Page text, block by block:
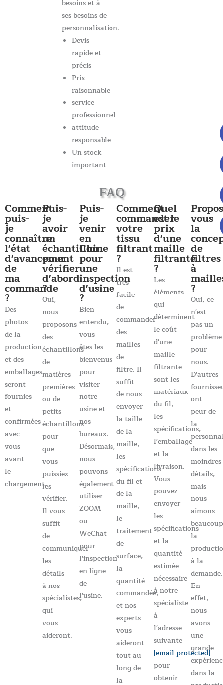
besoins et à
ses besoins de
personnalisation.
Devis
rapide et
précis
Prix
raisonnable
service
professionnel
attitude
responsable
Un stock
important
FAQ
Comment
puis-
je
connaître
l'état
d'avancement
de
ma
commande
?
Des
photos
de la
production
et des
emballages
seront
fournies
et
confirmées
avec
vous
avant
le
chargement.
Puis-
je
avoir
un
échantillon
pour
vérifier
d'abord
?
Oui,
nous
proposons
des
échantillons
de
matières
premières
ou de
petits
échantillons
pour
que
vous
puissiez
les
vérifier.
Il vous
suffit
de
communiquer
les
détails
à nos
spécialistes,
qui
vous
aideront.
Puis-
je
venir
en
Chine
pour
une
inspection
d'usine
?
Bien
entendu,
vous
êtes les
bienvenus
pour
visiter
notre
usine et
nos
bureaux.
Désormais,
nous
pouvons
également
utiliser
ZOOM
ou
WeChat
pour
l'inspection
en ligne
de
l'usine.
Comment
commander
votre
tissu
filtrant
?
Il est
très
facile
de
commander
des
mailles
de
filtre. Il
suffit
de nous
envoyer
la taille
de la
maille,
les
spécifications
du fil et
de la
maille,
le
traitement
de
surface,
la
quantité
commandée,
et nos
experts
vous
aideront
tout au
long de
la
Quel
est le
prix
d'une
maille
filtrante
?
Les
éléments
qui
déterminent
le coût
d'une
maille
filtrante
sont les
matériaux
du fil,
les
spécifications,
l'emballage
et la
livraison.
Vous
pouvez
envoyer
les
spécifications
et la
quantité
estimée
nécessaire
à notre
spécialiste
à
l'adresse
suivante
[email protected]
pour
obtenir
vous
la
de
filtres
à
?
Oui, ce
n'est
pas un
problème
pour
nous.
D'autres
ont
peur de
la
dans les
moindres
détails,
mais
nous
aimons
beaucoup
la
à la
demande.
En
effet,
nous
avons
une
grande
dans la